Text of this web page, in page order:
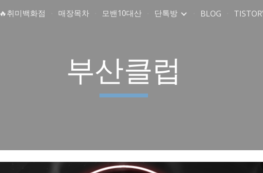
Skip to main content Skip to navigation
🔥취미백화점 매장목차 모밴10대산 단톡방 BLOG
부산클럽